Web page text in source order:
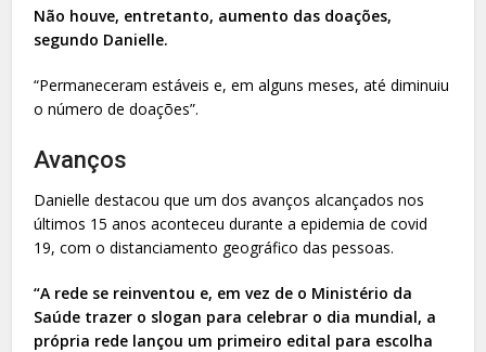
Não houve, entretanto, aumento das doações,
segundo Danielle.
“Permaneceram estáveis e, em alguns meses, até diminuiu
o número de doações”.
Avanços
Danielle destacou que um dos avanços alcançados nos
últimos 15 anos aconteceu durante a epidemia de covid
19, com o distanciamento geográfico das pessoas.
“A rede se reinventou e, em vez de o Ministério da
Saúde trazer o slogan para celebrar o dia mundial, a
própria rede lançou um primeiro edital para escolha